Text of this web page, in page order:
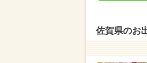
佐賀県のお